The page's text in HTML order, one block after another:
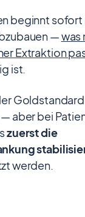
beginnt sofort
—was
Extraktion
ist.
Goldstandard
aber bei
zuerst die
werden.